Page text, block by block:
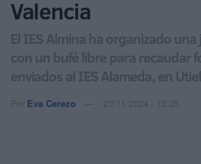
Valencia
El IES Almina ha organizado
con un bufé libre para recaudar
enviados al IES Alameda, en Utiel
Por Eva Cerezo 27/11/2024 - 13:35